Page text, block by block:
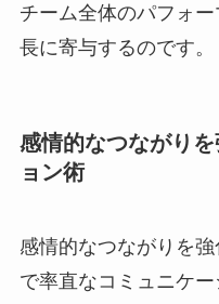
チーム全体のパフォ
長に寄与するのです。
感情的なつながり
ョン術
感情的なつながりを
で率直なコミュニケ